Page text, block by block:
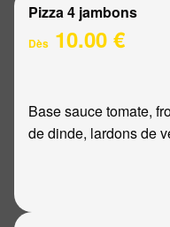
Pizza 4 jambons
Dès 10.00 €
Base sauce tomate,
de dinde, lardons de